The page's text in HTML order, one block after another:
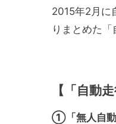
2015年2月に
りまとめた
【「自動
①「無人自動